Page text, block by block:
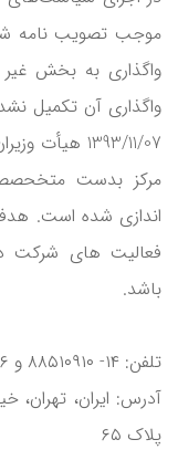
1393/11/07 هیأت وزیران از شمول واگذاری خارج گردید.
مرکز بدست
اندازی شده است. هدف
فعالیت های شرکت
باشد.
تلفن: ۱۴- ۸۸۵۱۰۹۱۰ و ۸۳۳۶۶ - ۲۱ - ۹۸+
آدرس: ایران، تهران،
پلاک ۶۵